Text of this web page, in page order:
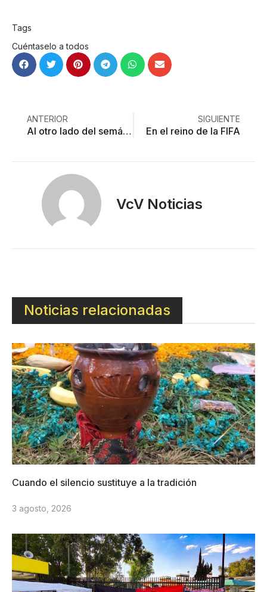
Tags
Cuéntaselo a todos
ANTERIOR
Al otro lado del semáforo
SIGUIENTE
En el reino de la FIFA
VcV Noticias
Noticias relacionadas
Cuando el silencio sustituye a la tradición
3 agosto, 2026